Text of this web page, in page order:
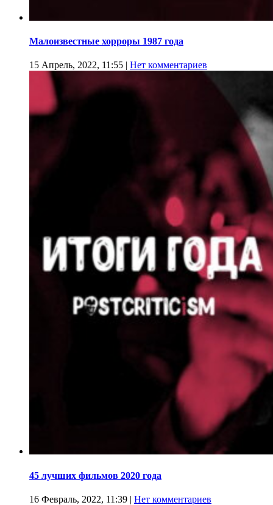
Малоизвестные хорроры 1987 года
15 Апрель, 2022, 11:55 | Нет комментариев
45 лучших фильмов 2020 года
16 Февраль, 2022, 11:39 | Нет комментариев